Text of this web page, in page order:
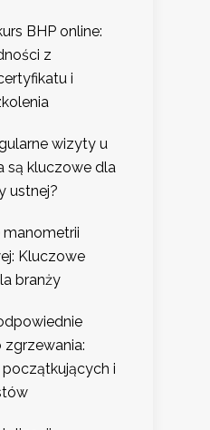
BHP online:
z
i
wizyty u
są kluczowe dla
ustnej?
manometrii
Kluczowe
branży
i